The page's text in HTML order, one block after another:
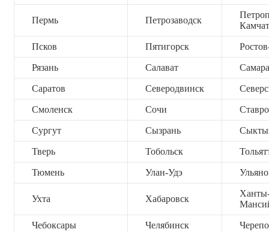
Пермь Петрозаводск
Псков Пятигорск
Рязань Салават Самара
Саратов Северодвинск
Смоленск Сочи
Сургут Сызрань
Тверь Тобольск
Тюмень Улан-Удэ
Ухта Хабаровск
Чебоксары Челябинск